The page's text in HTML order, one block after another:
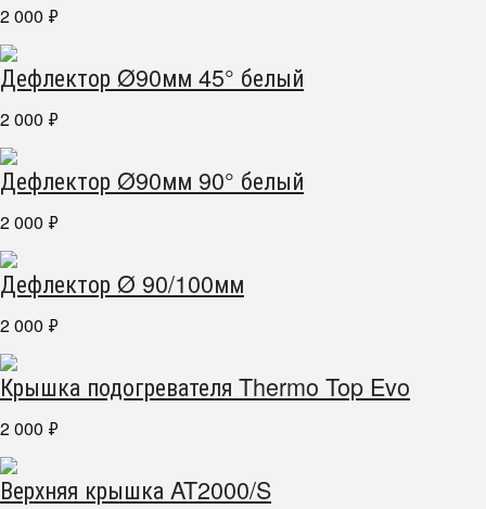
2 000 ₽
Дефлектор Ø90мм 45° белый
2 000 ₽
Дефлектор Ø90мм 90° белый
2 000 ₽
Дефлектор Ø 90/100мм
2 000 ₽
Крышка подогревателя Thermo Top Evo
2 000 ₽
Верхняя крышка AT2000/S